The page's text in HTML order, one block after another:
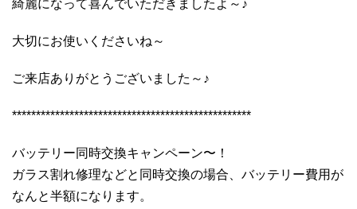
綺麗になって喜んでいただきましたよ～♪
大切にお使いくださいね～
ご来店ありがとうございました～♪
**************************************************
バッテリー同時交換キャンペーン〜！
ガラス割れ修理などと同時交換の場合、バッテリー費用が
なんと半額になります。